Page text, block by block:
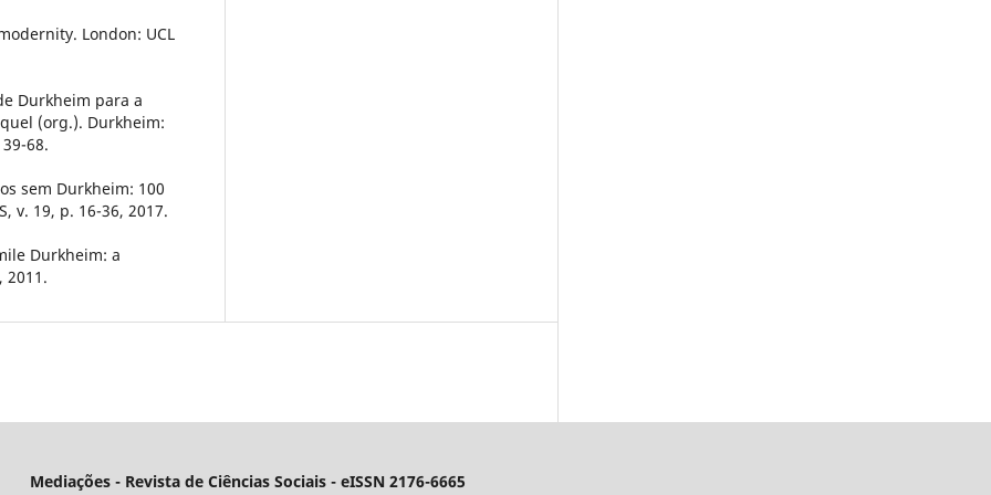
London: UCL
Durkheim para a
(org.). Durkheim:
68.
sem Durkheim: 100
v. 19, p. 16-36, 2017.
Durkheim: a
2011.
Mediações - Revista de Ciências Sociais - eISSN 2176-6665